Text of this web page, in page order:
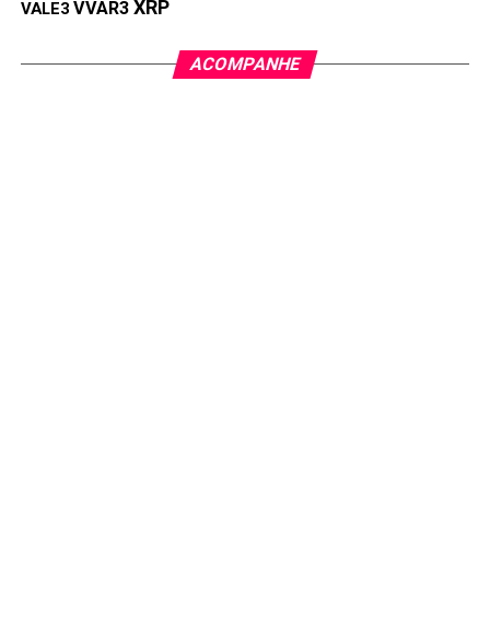
Trader transforma US$ 2.330 em mais de US$ 600 mil
VALE3 VVAR3 XRP
ACOMPANHE